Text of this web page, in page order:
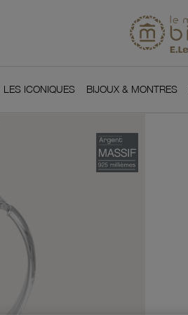
LES ICONIQUES BIJOUX & MONTRES